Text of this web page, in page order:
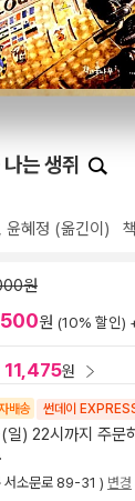
는 생쥐
윤혜정 (옮긴이)
원
원 (10% 할인)
11,475원
배송 썬데이
일) 22시까지 주문
서소문로 89-31 ) 변경